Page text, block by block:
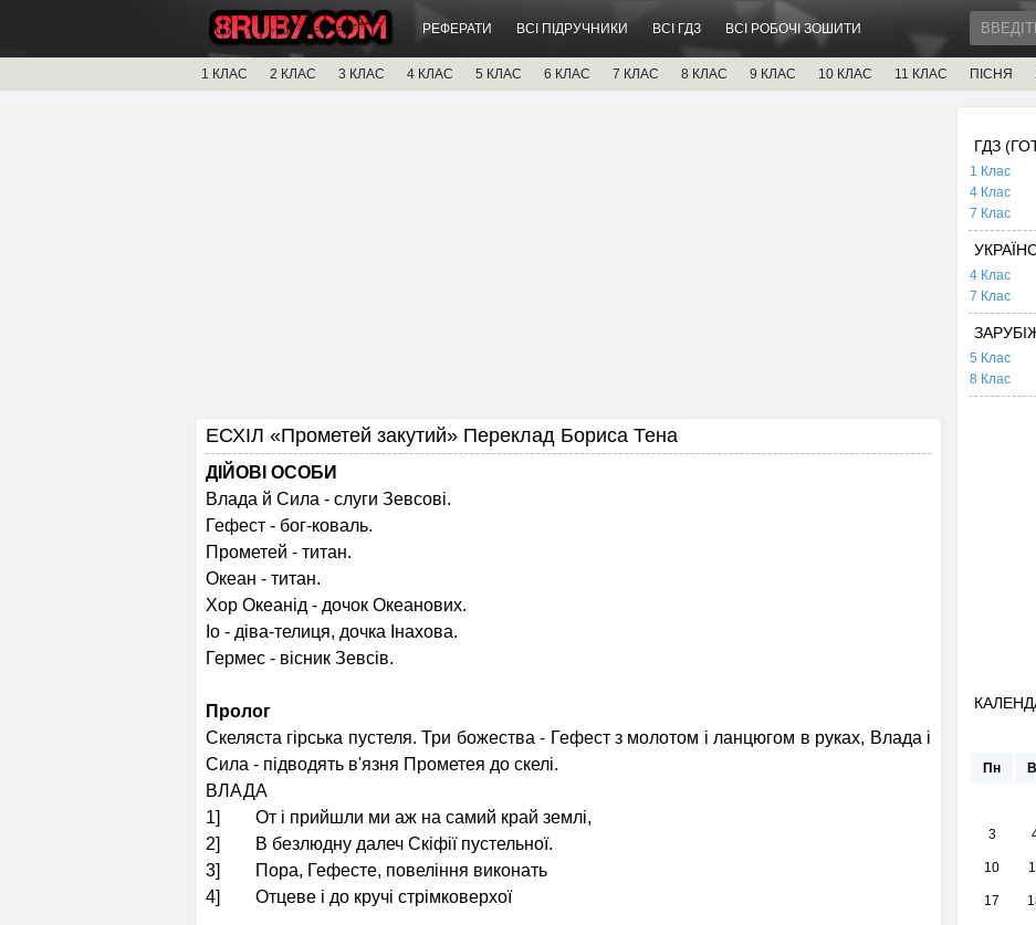
РЕФЕРАТИ ВСІ ПІДРУЧНИКИ ВСІ ГДЗ ВСІ РОБОЧІ ЗОШИТИ
1 КЛАС 2 КЛАС 3 КЛАС 4 КЛАС 5 КЛАС 6 КЛАС 7 КЛАС 8 КЛАС 9 КЛАС 10 КЛАС 11 КЛАС ПІСНЯ
ЕСХІЛ «Прометей закутий» Переклад Бориса Тена
ДІЙОВІ ОСОБИ
Влада й Сила - слуги Зевсові.
Гефест - бог-коваль.
Прометей - титан.
Океан - титан.
Хор Океанід - дочок Океанових.
Іо - діва-телиця, дочка Інахова.
Гермес - вісник Зевсів.
Пролог
Скеляста гірська пустеля. Три божества - Гефест з молотом і ланцюгом в руках, Влада і
Сила - підводять в'язня Прометея до скелі.
ВЛАДА
1] От і прийшли ми аж на самий край землі,
2] В безлюдну далеч Скіфії пустельної.
3] Пора, Гефесте, повеління виконать
4] Отцеве і до кручі стрімковерхої
ГДЗ
1 Клас
4 Клас
7 Клас
4 Клас
7 Клас
5 Клас
8 Клас
Пн
3
10
17